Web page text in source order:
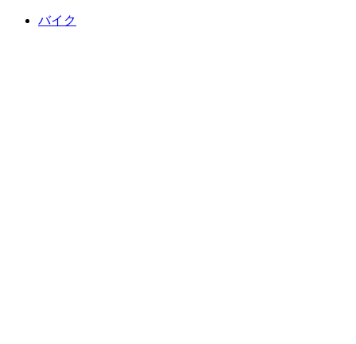
バイク